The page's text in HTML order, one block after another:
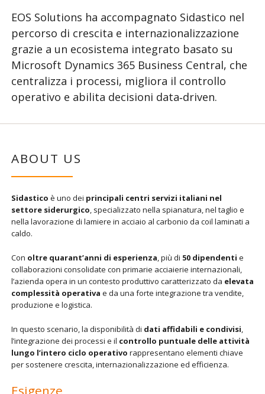
EOS Solutions ha accompagnato Sidastico nel
percorso di crescita e internazionalizzazione
grazie a un ecosistema integrato basato su
Microsoft Dynamics 365 Business Central, che
centralizza i processi, migliora il controllo
operativo e abilita decisioni data‑driven.
ABOUT US
Sidastico è uno dei principali centri servizi italiani nel
settore siderurgico, specializzato nella spianatura, nel taglio e
nella lavorazione di lamiere in acciaio al carbonio da coil laminati a
caldo.
Con oltre quarant’anni di esperienza, più di 50 dipendenti e
collaborazioni consolidate con primarie acciaierie internazionali,
l’azienda opera in un contesto produttivo caratterizzato da elevata
complessità operativa e da una forte integrazione tra vendite,
produzione e logistica.
In questo scenario, la disponibilità di dati affidabili e condivisi,
l’integrazione dei processi e il controllo puntuale delle attività
lungo l’intero ciclo operativo rappresentano elementi chiave
per sostenere crescita, internazionalizzazione ed efficienza.
Esigenze